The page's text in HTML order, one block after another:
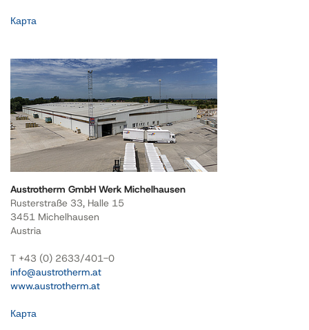
Карта
Austrotherm GmbH Werk Michelhausen
Rusterstraße 33, Halle 15
3451 Michelhausen
Austria
T +43 (0) 2633/401-0
info@austrotherm.at
www.austrotherm.at
Карта